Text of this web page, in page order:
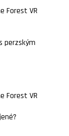
Forest VR
perzským
Forest VR